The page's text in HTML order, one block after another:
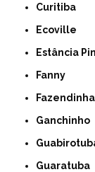
Curitiba
Ecoville
Estância
Fanny
Fazendinha
Ganchinho
Guaratuba